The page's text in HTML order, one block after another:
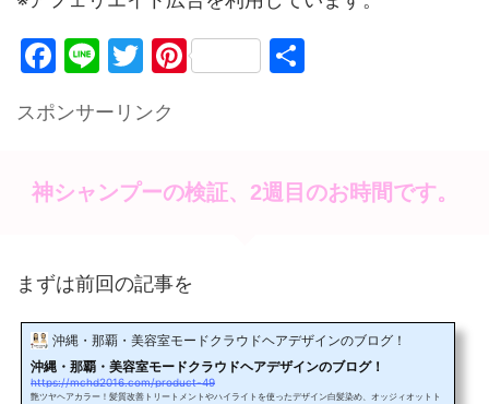
F
c
b
o
k
Li
e
T
itt
Pi
st
スポンサーリンク
神シャンプーの検証、2週目のお時間です。
まずは前回の記事を
沖縄・那覇・美容室モードクラウドヘアデザインのブログ！
沖縄・那覇・美容室モードクラウドヘアデザインのブログ！
https://mchd2016.com/product-49
艶ツヤヘアカラー！髪質改善トリートメントやハイライトを使ったデザイン白髪染め、オッジィオットト